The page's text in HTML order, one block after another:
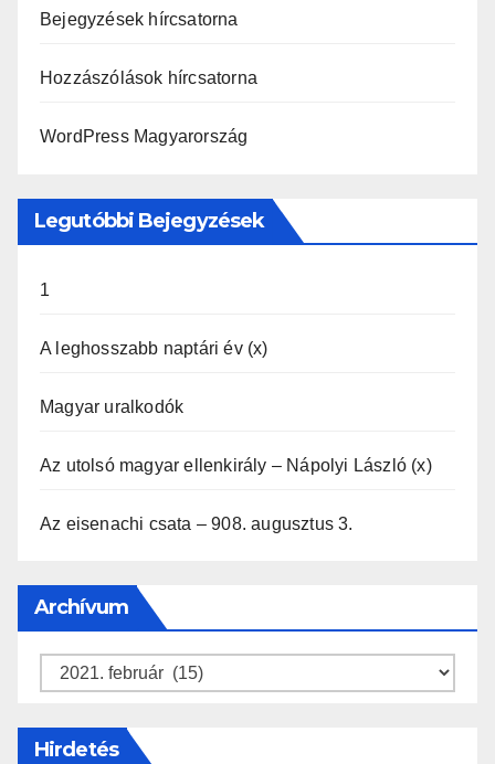
Bejegyzések hírcsatorna
Hozzászólások hírcsatorna
WordPress Magyarország
Legutóbbi Bejegyzések
1
A leghosszabb naptári év (x)
Magyar uralkodók
Az utolsó magyar ellenkirály – Nápolyi László (x)
Az eisenachi csata – 908. augusztus 3.
Archívum
Archívum
Hirdetés